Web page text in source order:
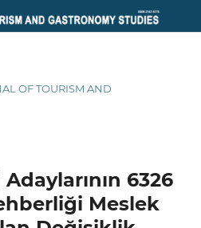
OF TOURISM AND
6326
Meslek